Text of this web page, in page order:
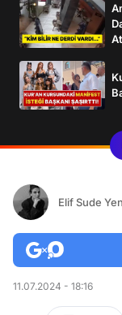
Elif Sude
11.07.2024 - 18:16